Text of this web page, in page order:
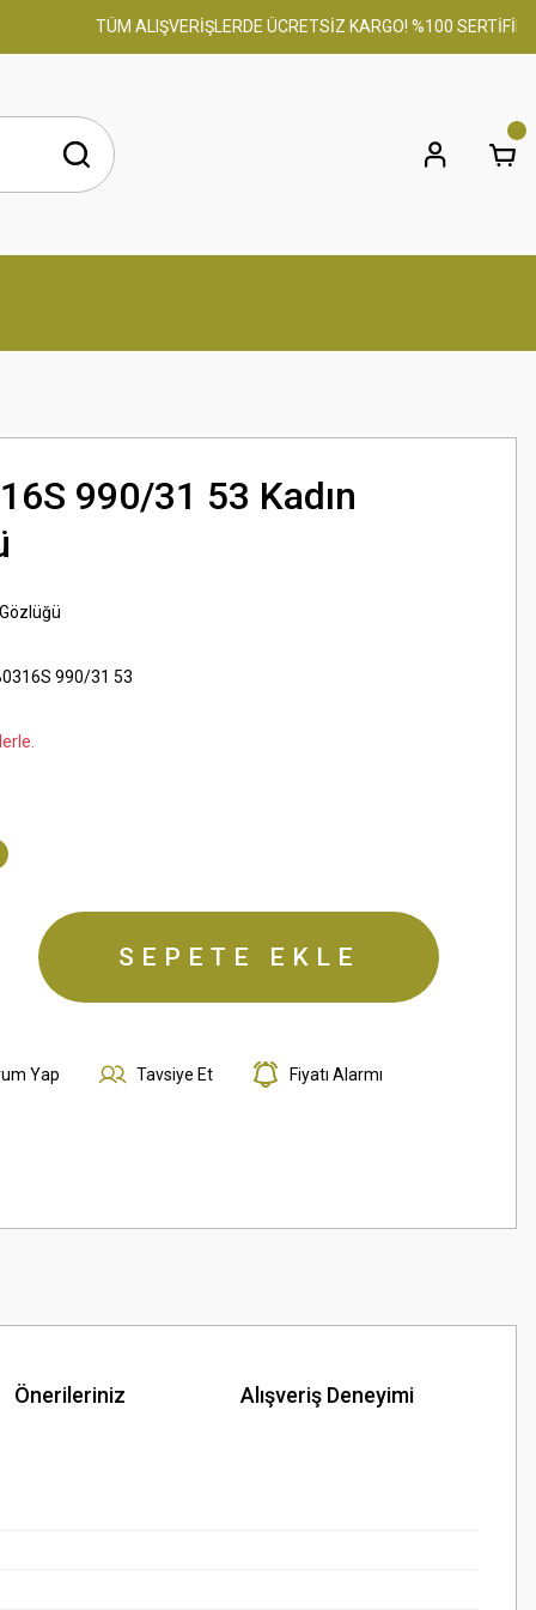
TÜM ALIŞVERİŞLERDE ÜCRETSİZ KARGO! %100 SERTİFİKALI
990/31 53 Kadın
990/31 53
SEPETE EKLE
Yap Tavsiye Et Fiyatı Alarmı
Önerileriniz Alışveriş Deneyimi